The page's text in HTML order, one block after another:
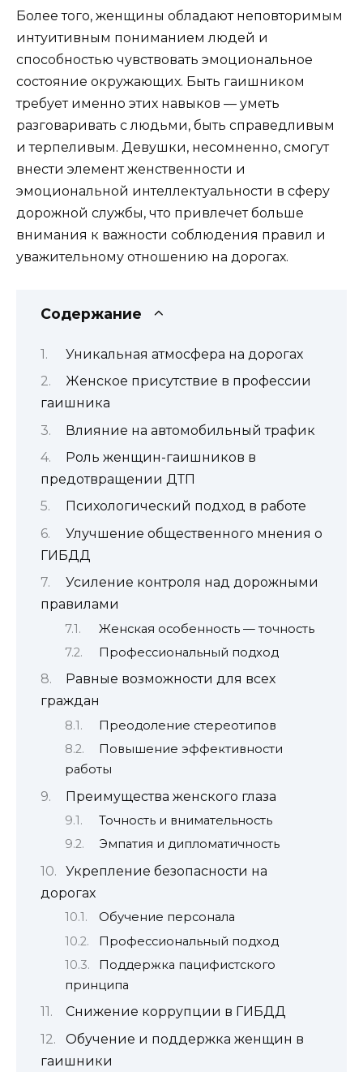
Более того, женщины обладают неповторимым
интуитивным пониманием людей и
способностью чувствовать эмоциональное
состояние окружающих. Быть гаишником
требует именно этих навыков — уметь
разговаривать с людьми, быть справедливым
и терпеливым. Девушки, несомненно, смогут
внести элемент женственности и
эмоциональной интеллектуальности в сферу
дорожной службы, что привлечет больше
внимания к важности соблюдения правил и
уважительному отношению на дорогах.
Содержание
Уникальная атмосфера на дорогах
Женское присутствие в профессии
гаишника
Влияние на автомобильный трафик
Роль женщин-гаишников в
предотвращении ДТП
Психологический подход в работе
Улучшение общественного мнения о
ГИБДД
Усиление контроля над дорожными
правилами
Женская особенность — точность
Профессиональный подход
Равные возможности для всех
граждан
Преодоление стереотипов
Повышение эффективности
работы
Преимущества женского глаза
Точность и внимательность
Эмпатия и дипломатичность
Укрепление безопасности на
дорогах
Обучение персонала
Профессиональный подход
Поддержка пацифистского
принципа
Снижение коррупции в ГИБДД
Обучение и поддержка женщин в
гаишники